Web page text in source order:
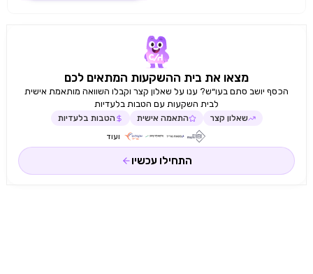
מצאו את בית ההשקעות המתאים לכם
הכסף יושב סתם בעו״ש? ענו על שאלון קצר וקבלו השוואה מותאמת אישית
לבית השקעות עם הטבות בלעדיות
שאלון קצר התאמה אישית הטבות בלעדיות
ועוד
התחילו עכשיו